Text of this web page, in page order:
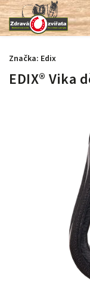
EDIX® Vika
Značka: Edix